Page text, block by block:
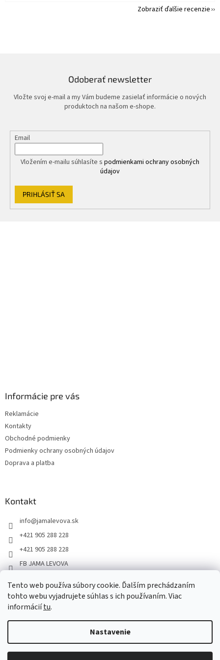
Tento web používa súbory cookie. Ďalším prechádzaním
tohto webu vyjadrujete súhlas s ich používaním. Viac
informáciítu.
Nastavenie
Vážení zákazníci, z dôvodu dovoleniek môže v tomto období
dochádzať ku predĺženiu dodacích lehôt. Od 30.7. do 10.8. bude
Zobraziť ďalšie recenzie
Odoberať newsletter
Vložte svoj e-mail a my Vám budeme zasielať informácie o nových
produktoch na našom e-shope.
Email
Vložením e-mailu súhlasíte s podmienkami ochrany osobných
údajov
PRIHLÁSIŤ SA
Informácie pre vás
Reklamácie
Kontakty
Obchodné podmienky
Podmienky ochrany osobných údajov
Doprava a platba
Kontakt
info@jamalevova.sk
+421 905 288 228
+421 905 288 228
FB JAMA LEVOVA
JamaLevova
+421905288228